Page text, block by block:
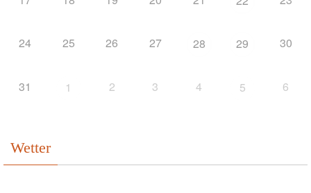
24 25 26 27 28 29 30
31 1 2 3 4 5 6
Wetter